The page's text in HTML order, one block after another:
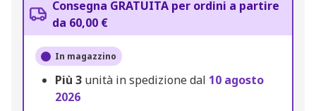
Consegna GRATUITA per ordini a partire
da 60,00 €
In magazzino
Più 3 unità in spedizione dal 10 agosto
2026